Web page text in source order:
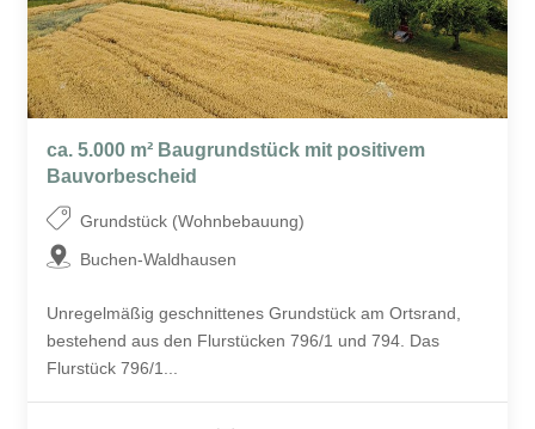
ca. 5.000 m² Baugrundstück mit positivem
Bauvorbescheid
Grundstück (Wohnbebauung)
Buchen-Waldhausen
Unregelmäßig geschnittenes Grundstück am Ortsrand,
bestehend aus den Flurstücken 796/1 und 794. Das
Flurstück 796/1...